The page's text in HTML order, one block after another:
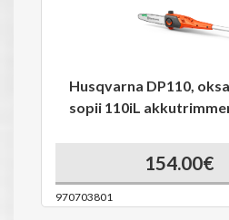
Husqvarna DP110,
sopii 110iL
154.00€
970703801